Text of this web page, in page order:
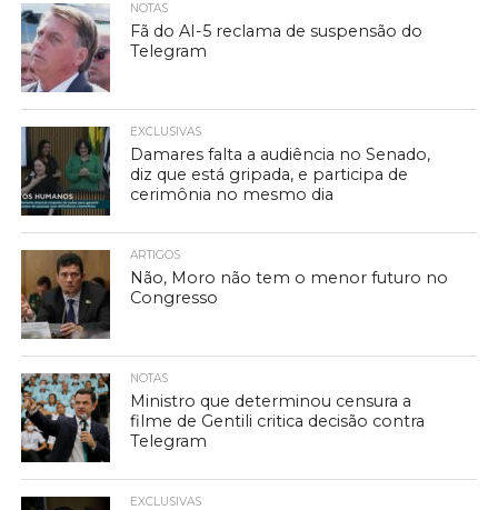
NOTAS
Fã do AI-5 reclama de suspensão do
Telegram
EXCLUSIVAS
Damares falta a audiência no Senado,
diz que está gripada, e participa de
cerimônia no mesmo dia
ARTIGOS
Não, Moro não tem o menor futuro no
Congresso
NOTAS
Ministro que determinou censura a
filme de Gentili critica decisão contra
Telegram
EXCLUSIVAS